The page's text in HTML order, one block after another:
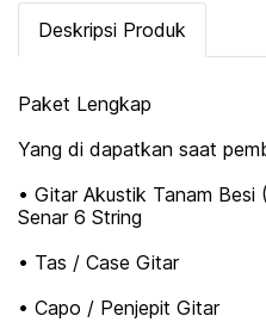
Deskripsi Produk
Paket Lengkap
Yang di dapatkan saat
• Gitar Akustik Tanam Besi
Senar 6 String
• Tas / Case Gitar
• Capo / Penjepit Gitar